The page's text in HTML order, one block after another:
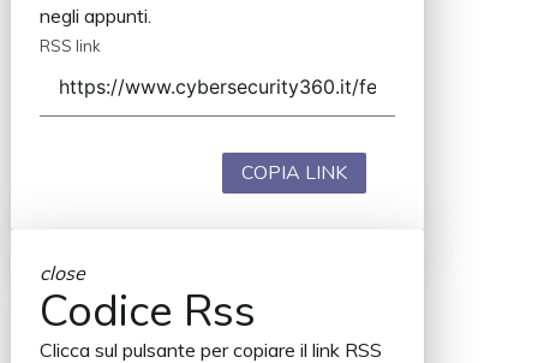
negli appunti.
RSS link
COPIA LINK
close
Codice Rss
Clicca sul pulsante per copiare il link RSS